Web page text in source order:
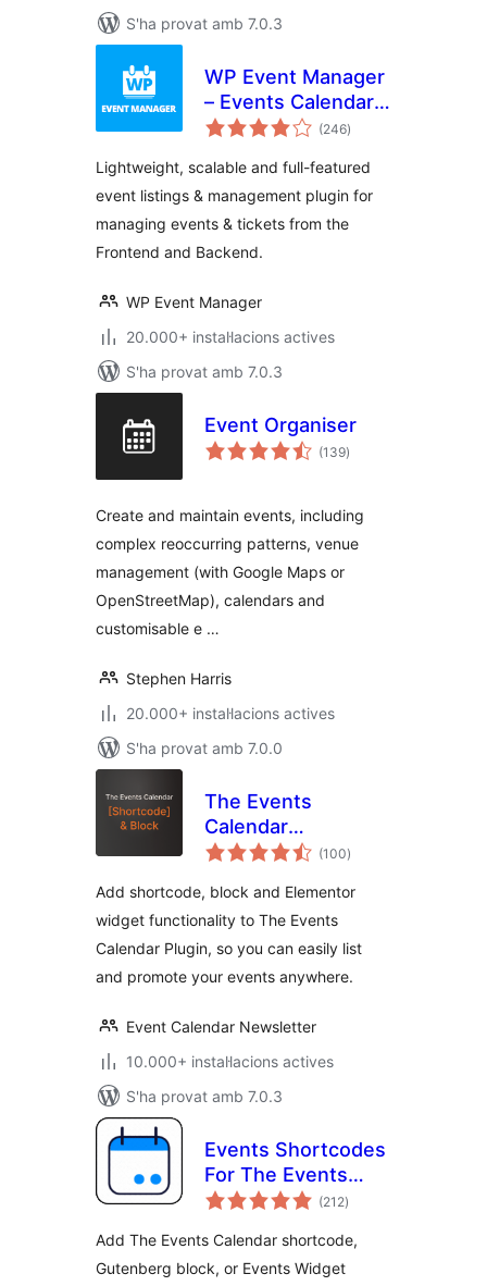
S'ha provat amb 7.0.3
WP Event Manager
– Events Calendar,
Registrations, Sell
WooCommerce
(246puntuacions
totals
)
Lightweight, scalable and full-featured
event listings & management plugin for
managing events & tickets from the
Frontend and Backend.
WP Event Manager
20.000+ instal·lacions actives
S'ha provat amb 7.0.3
Event Organiser
(139puntuacions
totals
)
Create and maintain events, including
complex reoccurring patterns, venue
management (with Google Maps or
OpenStreetMap), calendars and
customisable e …
Stephen Harris
20.000+ instal·lacions actives
S'ha provat amb 7.0.0
The Events
Calendar
Shortcode & Block
(100puntuacions
totals
)
Add shortcode, block and Elementor
widget functionality to The Events
Calendar Plugin, so you can easily list
and promote your events anywhere.
Event Calendar Newsletter
10.000+ instal·lacions actives
S'ha provat amb 7.0.3
Events Shortcodes
For The Events
Calendar
(212puntuacions
totals
)
Add The Events Calendar shortcode,
Gutenberg block, or Events Widget